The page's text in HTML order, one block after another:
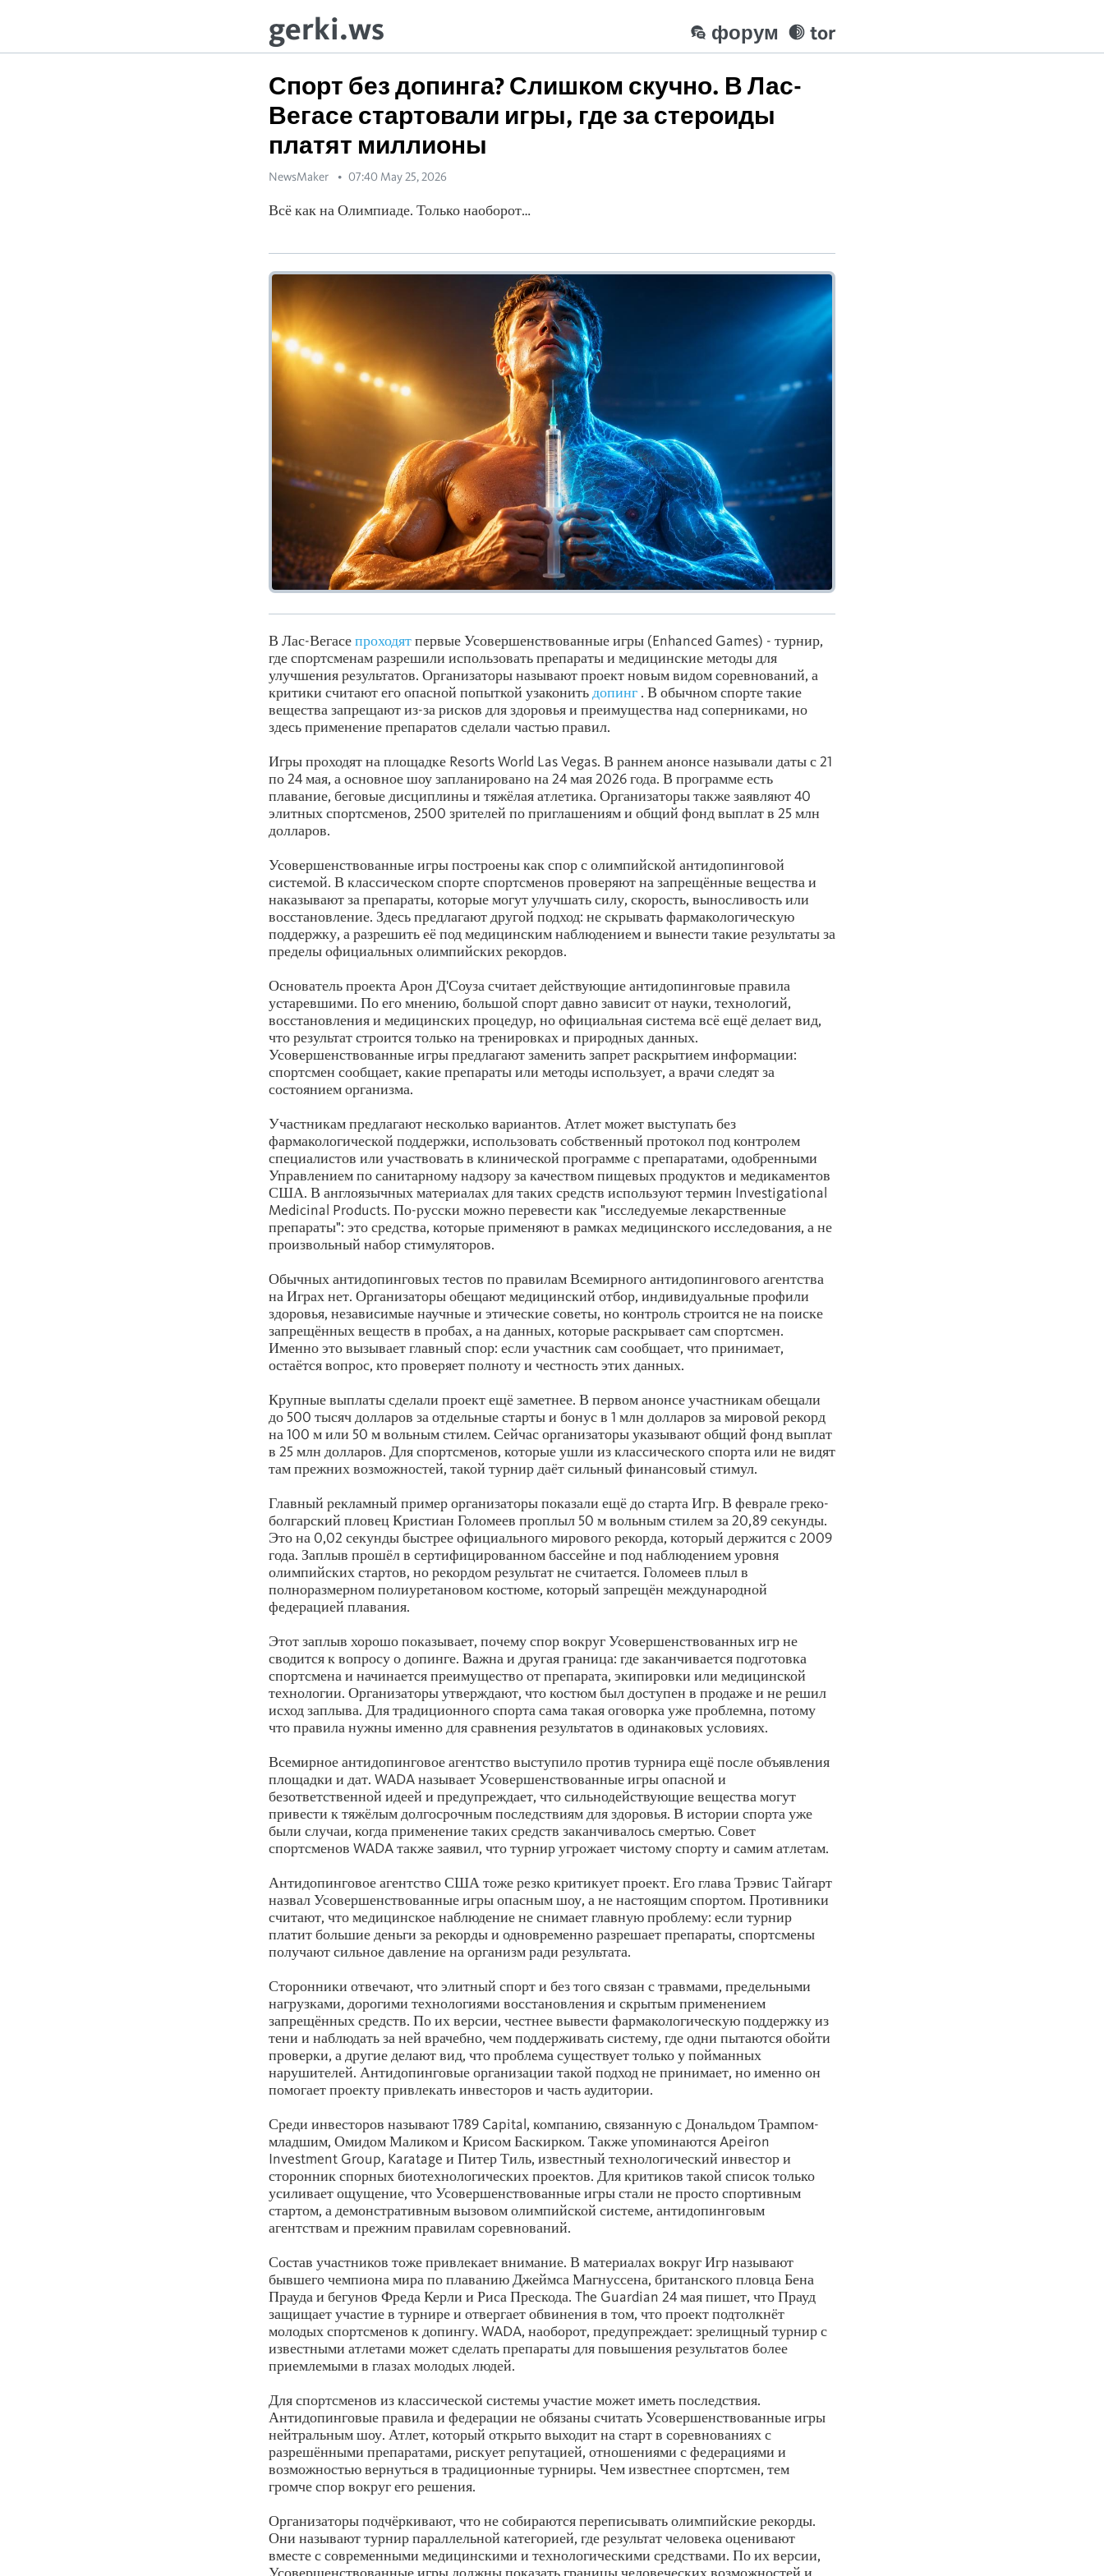
gerki.ws tor
форум
Спорт без допинга? Слишком скучно. В Лас-
Вегасе стартовали игры, где за стероиды
платят миллионы
NewsMaker 07:40 May 25, 2026
Всё как на Олимпиаде. Только наоборот…
В Лас-Вегасепроходятпервые Усовершенствованные игры (Enhanced Games) - турнир,
где спортсменам разрешили использовать препараты и медицинские методы для
улучшения результатов. Организаторы называют проект новым видом соревнований, а
критики считают его опасной попыткой узаконить допинг . В обычном спорте такие
вещества запрещают из-за рисков для здоровья и преимущества над соперниками, но
здесь применение препаратов сделали частью правил.
Игры проходят на площадке Resorts World Las Vegas. В раннем анонсе называли даты с 21
по 24 мая, а основное шоу запланировано на 24 мая 2026 года. В программе есть
плавание, беговые дисциплины и тяжёлая атлетика. Организаторы также заявляют 40
элитных спортсменов, 2500 зрителей по приглашениям и общий фонд выплат в 25 млн
долларов.
Усовершенствованные игры построены как спор с олимпийской антидопинговой
системой. В классическом спорте спортсменов проверяют на запрещённые вещества и
наказывают за препараты, которые могут улучшать силу, скорость, выносливость или
восстановление. Здесь предлагают другой подход: не скрывать фармакологическую
поддержку, а разрешить её под медицинским наблюдением и вынести такие результаты за
пределы официальных олимпийских рекордов.
Основатель проекта Арон Д'Соуза считает действующие антидопинговые правила
устаревшими. По его мнению, большой спорт давно зависит от науки, технологий,
восстановления и медицинских процедур, но официальная система всё ещё делает вид,
что результат строится только на тренировках и природных данных.
Усовершенствованные игры предлагают заменить запрет раскрытием информации:
спортсмен сообщает, какие препараты или методы использует, а врачи следят за
состоянием организма.
Участникам предлагают несколько вариантов. Атлет может выступать без
фармакологической поддержки, использовать собственный протокол под контролем
специалистов или участвовать в клинической программе с препаратами, одобренными
Управлением по санитарному надзору за качеством пищевых продуктов и медикаментов
США. В англоязычных материалах для таких средств используют термин Investigational
Medicinal Products. По-русски можно перевести как "исследуемые лекарственные
препараты": это средства, которые применяют в рамках медицинского исследования, а не
произвольный набор стимуляторов.
Обычных антидопинговых тестов по правилам Всемирного антидопингового агентства
на Играх нет. Организаторы обещают медицинский отбор, индивидуальные профили
здоровья, независимые научные и этические советы, но контроль строится не на поиске
запрещённых веществ в пробах, а на данных, которые раскрывает сам спортсмен.
Именно это вызывает главный спор: если участник сам сообщает, что принимает,
остаётся вопрос, кто проверяет полноту и честность этих данных.
Крупные выплаты сделали проект ещё заметнее. В первом анонсе участникам обещали
до 500 тысяч долларов за отдельные старты и бонус в 1 млн долларов за мировой рекорд
на 100 м или 50 м вольным стилем. Сейчас организаторы указывают общий фонд выплат
в 25 млн долларов. Для спортсменов, которые ушли из классического спорта или не видят
там прежних возможностей, такой турнир даёт сильный финансовый стимул.
Главный рекламный пример организаторы показали ещё до старта Игр. В феврале греко-
болгарский пловец Кристиан Голомеев проплыл 50 м вольным стилем за 20,89 секунды.
Это на 0,02 секунды быстрее официального мирового рекорда, который держится с 2009
года. Заплыв прошёл в сертифицированном бассейне и под наблюдением уровня
олимпийских стартов, но рекордом результат не считается. Голомеев плыл в
полноразмерном полиуретановом костюме, который запрещён международной
федерацией плавания.
Этот заплыв хорошо показывает, почему спор вокруг Усовершенствованных игр не
сводится к вопросу о допинге. Важна и другая граница: где заканчивается подготовка
спортсмена и начинается преимущество от препарата, экипировки или медицинской
технологии. Организаторы утверждают, что костюм был доступен в продаже и не решил
исход заплыва. Для традиционного спорта сама такая оговорка уже проблемна, потому
что правила нужны именно для сравнения результатов в одинаковых условиях.
Всемирное антидопинговое агентство выступило против турнира ещё после объявления
площадки и дат. WADA называет Усовершенствованные игры опасной и
безответственной идеей и предупреждает, что сильнодействующие вещества могут
привести к тяжёлым долгосрочным последствиям для здоровья. В истории спорта уже
были случаи, когда применение таких средств заканчивалось смертью. Совет
спортсменов WADA также заявил, что турнир угрожает чистому спорту и самим атлетам.
Антидопинговое агентство США тоже резко критикует проект. Его глава Трэвис Тайгарт
назвал Усовершенствованные игры опасным шоу, а не настоящим спортом. Противники
считают, что медицинское наблюдение не снимает главную проблему: если турнир
платит большие деньги за рекорды и одновременно разрешает препараты, спортсмены
получают сильное давление на организм ради результата.
Сторонники отвечают, что элитный спорт и без того связан с травмами, предельными
нагрузками, дорогими технологиями восстановления и скрытым применением
запрещённых средств. По их версии, честнее вывести фармакологическую поддержку из
тени и наблюдать за ней врачебно, чем поддерживать систему, где одни пытаются обойти
проверки, а другие делают вид, что проблема существует только у пойманных
нарушителей. Антидопинговые организации такой подход не принимает, но именно он
помогает проекту привлекать инвесторов и часть аудитории.
Среди инвесторов называют 1789 Capital, компанию, связанную с Дональдом Трампом-
младшим, Омидом Маликом и Крисом Баскирком. Также упоминаются Apeiron
Investment Group, Karatage и Питер Тиль, известный технологический инвестор и
сторонник спорных биотехнологических проектов. Для критиков такой список только
усиливает ощущение, что Усовершенствованные игры стали не просто спортивным
стартом, а демонстративным вызовом олимпийской системе, антидопинговым
агентствам и прежним правилам соревнований.
Состав участников тоже привлекает внимание. В материалах вокруг Игр называют
бывшего чемпиона мира по плаванию Джеймса Магнуссена, британского пловца Бена
Прауда и бегунов Фреда Керли и Риса Прескода. The Guardian 24 мая пишет, что Прауд
защищает участие в турнире и отвергает обвинения в том, что проект подтолкнёт
молодых спортсменов к допингу. WADA, наоборот, предупреждает: зрелищный турнир с
известными атлетами может сделать препараты для повышения результатов более
приемлемыми в глазах молодых людей.
Для спортсменов из классической системы участие может иметь последствия.
Антидопинговые правила и федерации не обязаны считать Усовершенствованные игры
нейтральным шоу. Атлет, который открыто выходит на старт в соревнованиях с
разрешёнными препаратами, рискует репутацией, отношениями с федерациями и
возможностью вернуться в традиционные турниры. Чем известнее спортсмен, тем
громче спор вокруг его решения.
Организаторы подчёркивают, что не собираются переписывать олимпийские рекорды.
Они называют турнир параллельной категорией, где результат человека оценивают
вместе с современными медицинскими и технологическими средствами. По их версии,
Усовершенствованные игры должны показать границы человеческих возможностей и